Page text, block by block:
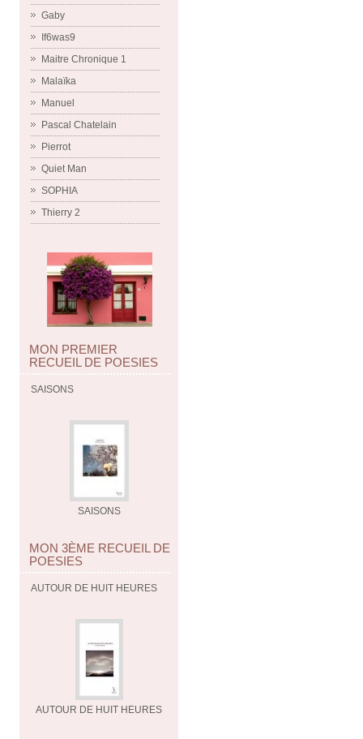
Gaby
If6was9
Maitre Chronique 1
Malaïka
Manuel
Pascal Chatelain
Pierrot
Quiet Man
SOPHIA
Thierry 2
MON PREMIER
RECUEIL DE POESIES
SAISONS
SAISONS
MON 3ÈME RECUEIL DE
POESIES
AUTOUR DE HUIT HEURES
AUTOUR DE HUIT HEURES